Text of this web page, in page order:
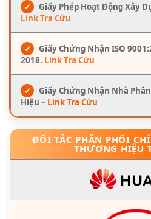
✓
Giấy Phép Hoạt Động Xây
Link Tra Cứu
✓
Giấy Chứng Nhận ISO
2018. Link Tra Cứu
✓
Giấy Chứng Nhận Nhà
Hiệu – Link Tra Cứu
ĐỐI TÁC PHÂN PHỐI
THƯƠNG HIỆU